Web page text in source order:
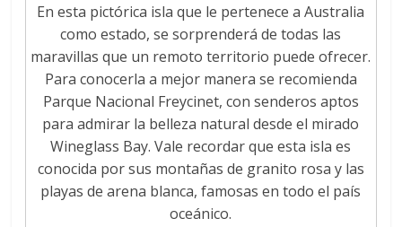
En esta pictórica isla que le pertenece a Australia
como estado, se sorprenderá de todas las
maravillas que un remoto territorio puede ofrecer.
Para conocerla a mejor manera se recomienda
Parque Nacional Freycinet, con senderos aptos
para admirar la belleza natural desde el mirado
Wineglass Bay. Vale recordar que esta isla es
conocida por sus montañas de granito rosa y las
playas de arena blanca, famosas en todo el país
oceánico.